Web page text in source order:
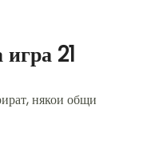
21
някои общи